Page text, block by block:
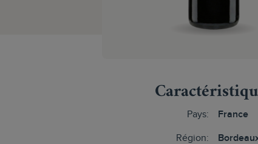
Pays: France
Région: